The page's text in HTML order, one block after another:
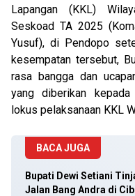
Lapangan (KKL)
Seskoad TA 2025
Yusuf), di Pendopo
kesempatan tersebut,
rasa bangga dan
yang diberikan kepada
lokus pelaksanaan KKL
BACA JUGA
Bupati Dewi Setiani
Jalan Bang Andra di